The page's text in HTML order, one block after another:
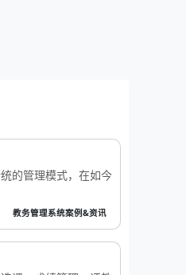
的管理模式，在如今
教务管理系统案例&资讯